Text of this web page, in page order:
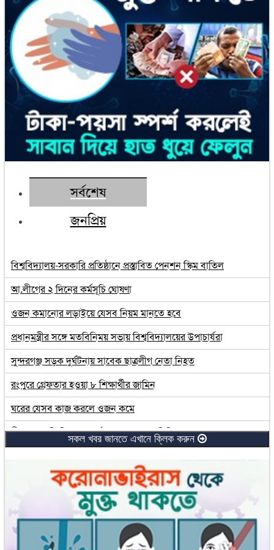
সর্বশেষ
জনপ্রিয়
বিশ্ববিদ্যালয়-সরকারি প্রতিষ্ঠানে প্রস্তাবিত পেনশন স্কিম বাতিল
আ.লীগের ২ দিনের কর্মসূচি ঘোষণা
ওজন কমানোর লড়াইয়ে যেসব নিয়ম মানতে হবে
প্রধানমন্ত্রীর সঙ্গে মতবিনিময় সভায় বিশ্ববিদ্যালয়ের উপাচার্যরা
সুন্দরগঞ্জ সড়ক দুর্ঘটনায় সাবেক ছাত্রলীগ নেতা নিহত
রংপুরে গ্রেফতার হওয়া ৮ শিক্ষার্থীর জামিন
ঘরের যেসব কাজ করলে ওজন কমে
বীরগঞ্জে জমি নিয়ে সংঘর্ষে একজনের হাত বিচ্ছিন্ন
নানার বাড়িতে এসে প্রাণ গেল হাসিবার
জ্বর-সর্দির পর মুখের রুচি ফেরাবে যেসব খাবার
রোববার খুলছে না প্রাথমিক বিদ্যালয়
সকল খবর জানতে এখানে ক্লিক করুন